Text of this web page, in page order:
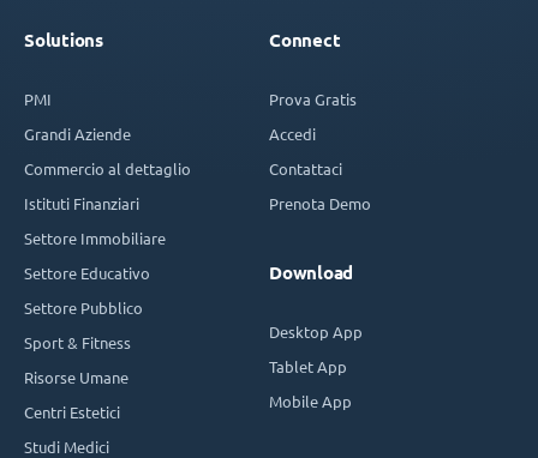
Solutions
PMI
Grandi Aziende
Commercio al dettaglio
Istituti Finanziari
Settore Immobiliare
Settore Educativo
Settore Pubblico
Sport & Fitness
Risorse Umane
Centri Estetici
Studi Medici
Connect
Prova Gratis
Accedi
Contattaci
Prenota Demo
Download
Desktop App
Tablet App
Mobile App